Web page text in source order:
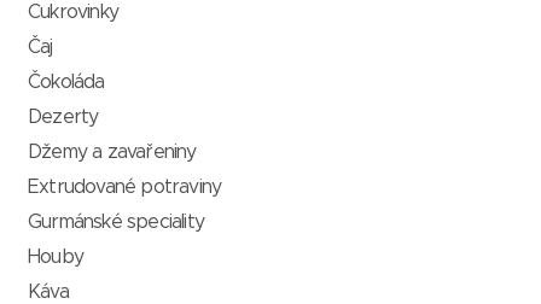
Cukrovinky
Čaj
Čokoláda
Dezerty
Džemy a zavařeniny
Extrudované potraviny
Gurmánské speciality
Houby
Káva